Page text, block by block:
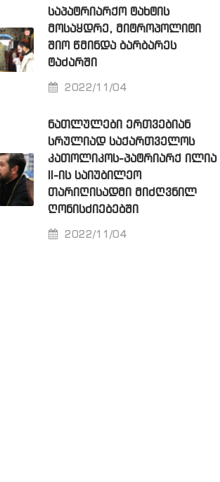
ᲡᲐᲞᲐᲢᲠᲘᲐᲠᲥᲝ ᲢᲐᲮᲢᲘᲡ
ᲛᲝᲡᲐᲧᲓᲠᲔ, ᲛᲘᲢᲠᲝᲞᲝᲚᲘᲢᲘ
ᲨᲘᲝ ᲬᲛᲘᲜᲓᲐ ᲑᲐᲠᲑᲐᲠᲔᲡ
ᲢᲐᲫᲐᲠᲨᲘ
2022/11/04
ᲜᲐᲗᲚᲣᲚᲔᲑᲘ ᲔᲠᲗᲕᲔᲑᲘᲐᲜ
ᲡᲠᲣᲚᲘᲐᲓ ᲡᲐᲥᲐᲠᲗᲕᲔᲚᲝᲡ
ᲙᲐᲗᲝᲚᲘᲙᲝᲡ-ᲞᲐᲢᲠᲘᲐᲠᲥ ᲘᲚᲘᲐ
II-ᲘᲡ ᲡᲐᲘᲣᲑᲘᲚᲔᲝ
ᲗᲐᲠᲘᲦᲘᲡᲐᲓᲛᲘ ᲛᲘᲫᲦᲕᲜᲘᲚ
ᲦᲝᲜᲘᲡᲫᲘᲔᲑᲔᲑᲨᲘ
2022/11/04